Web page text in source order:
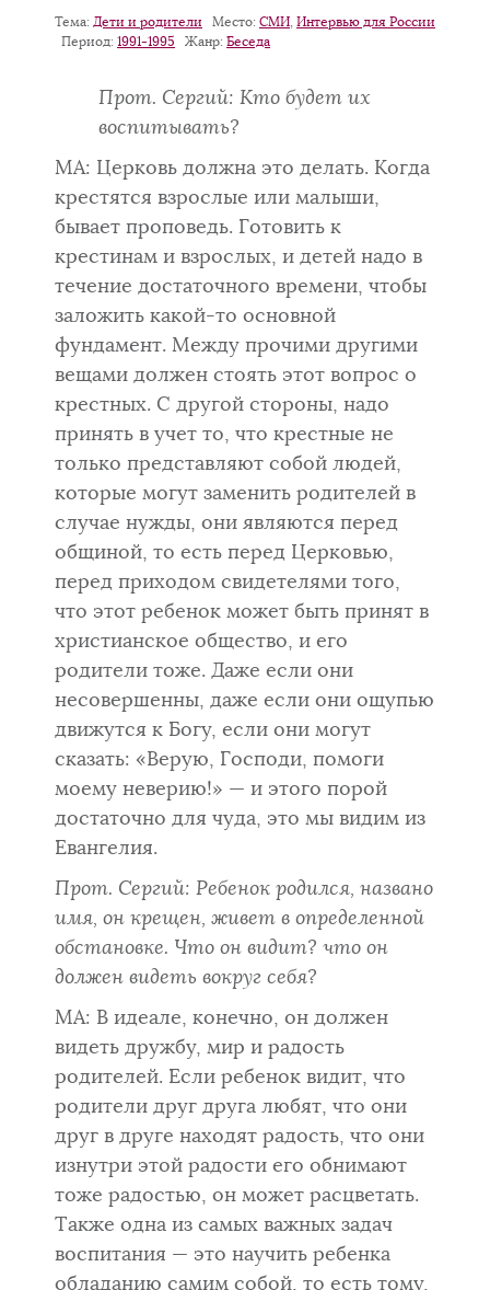
Тема: Дети и родители Место: СМИ Интервью для России
Период: 1991-1995 Жанр: Беседа
Прот. Сергий: Кто будет их
воспитывать?
МА: Церковь должна это делать. Когда
крестятся взрослые или малыши,
бывает проповедь. Готовить к
крестинам и взрослых, и детей надо в
течение достаточного времени, чтобы
заложить какой-то основной
фундамент. Между прочими другими
вещами должен стоять этот вопрос о
крестных. С другой стороны, надо
принять в учет то, что крестные не
только представляют собой людей,
которые могут заменить родителей в
случае нужды, они являются перед
общиной, то есть перед Церковью,
перед приходом свидетелями того,
что этот ребенок может быть принят в
христианское общество, и его
родители тоже. Даже если они
несовершенны, даже если они ощупью
движутся к Богу, если они могут
сказать: «Верую, Господи, помоги
моему неверию!» — и этого порой
достаточно для чуда, это мы видим из
Евангелия.
Прот. Сергий: Ребенок родился, названо
имя, он крещен, живет в определенной
обстановке. Что он видит? что он
должен видеть вокруг себя?
МА: В идеале, конечно, он должен
видеть дружбу, мир и радость
родителей. Если ребенок видит, что
родители друг друга любят, что они
друг в друге находят радость, что они
изнутри этой радости его обнимают
тоже радостью, он может расцветать.
Также одна из самых важных задач
воспитания — это научить ребенка
обладанию самим собой, то есть тому,